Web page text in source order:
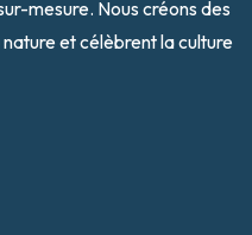
mesure. Nous créons des
et célèbrent la culture